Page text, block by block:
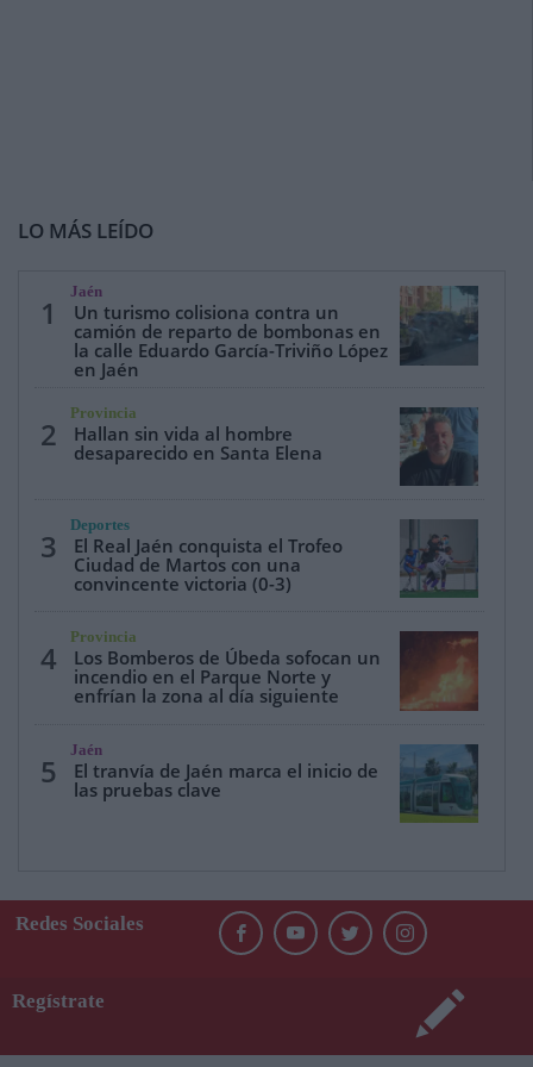
LO MÁS LEÍDO
1
Jaén
Un turismo colisiona contra un
camión de reparto de bombonas en
la calle Eduardo García-Triviño López
en Jaén
2
Provincia
Hallan sin vida al hombre
desaparecido en Santa Elena
3
Deportes
El Real Jaén conquista el Trofeo
Ciudad de Martos con una
convincente victoria (0-3)
4
Provincia
Los Bomberos de Úbeda sofocan un
incendio en el Parque Norte y
enfrían la zona al día siguiente
5
Jaén
El tranvía de Jaén marca el inicio de
las pruebas clave
Redes Sociales
Regístrate